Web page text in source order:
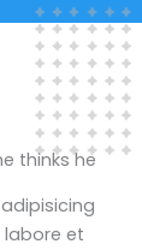
thinks he
et